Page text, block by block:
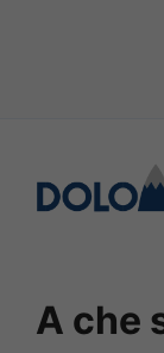
contenuto
A che